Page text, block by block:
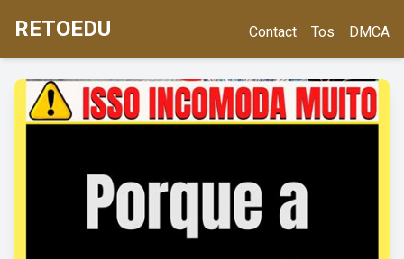
RETOEDU Contact Tos DMCA